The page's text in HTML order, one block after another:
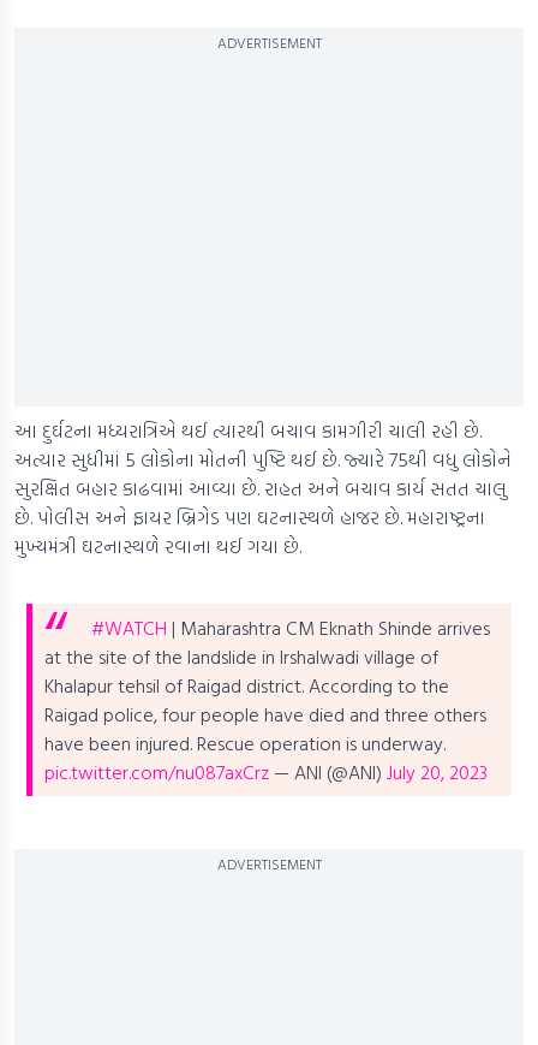
ADVERTISEMENT
આ દુર્ઘટના મધ્યરાત્રિએ થઈ ત્યારથી બચાવ કામગીરી ચાલી રહી છે.
અત્યાર સુધીમાં 5 લોકોના મોતની પુષ્ટિ થઈ છે. જ્યારે 75થી વધુ લોકોને
સુરક્ષિત બહાર કાઢવામાં આવ્યા છે. રાહત અને બચાવ કાર્ય સતત ચાલુ
છે. પોલીસ અને ફાયર બ્રિગેડ પણ ઘટનાસ્થળે હાજર છે. મહારાષ્ટ્રના
મુખ્યમંત્રી ઘટનાસ્થળે રવાના થઈ ગયા છે.
#WATCH | Maharashtra CM Eknath Shinde arrives
at the site of the landslide in Irshalwadi village of
Khalapur tehsil of Raigad district.According to the
Raigad police, four people have died and three others
have been injured. Rescue operation is underway.
pic.twitter.com/nu087axCrz — ANI (@ANI) July 20, 2023
ADVERTISEMENT